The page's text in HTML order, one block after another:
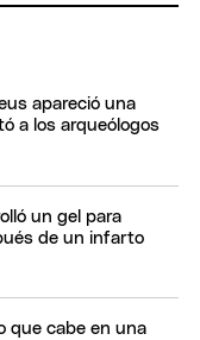
apareció una
a los arqueólogos
un gel para
de un infarto
que cabe en una